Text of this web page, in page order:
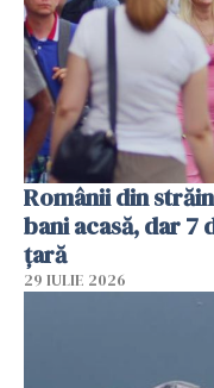
Românii din
bani acasă, dar 7
țară
29 IULIE 2026